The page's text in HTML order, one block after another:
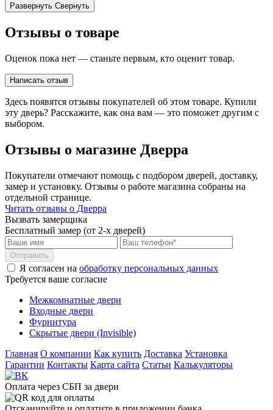
Развернуть Свернуть
Отзывы о товаре
Оценок пока нет — станьте первым, кто оценит товар.
Написать отзыв
Здесь появятся отзывы покупателей об этом товаре. Купили
эту дверь? Расскажите, как она вам — это поможет другим с
выбором.
Отзывы о магазине Дверра
Покупатели отмечают помощь с подбором дверей, доставку,
замер и установку. Отзывы о работе магазина собраны на
отдельной странице.
Читать отзывы о Дверра
Вызвать замерщика
Бесплатный замер (от 2-х дверей)
Отправить
Я согласен на обработку персональных данных
Требуется ваше согласие
Межкомнатные двери
Входные двери
Фурнитура
Скрытые двери (Invisible)
Главная О компании Как купить Доставка Установка
Гарантии Контакты Карта сайта Статьи Калькуляторы
Оплата через СБП за двери